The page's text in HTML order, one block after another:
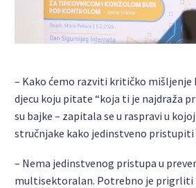
– Kako ćemo razviti kritičko mišljenje
djecu koju pitate “koja ti je najdraža
su bajke – zapitala se u raspravi u
stručnjake kako jedinstveno pristupiti
– Nema jedinstvenog pristupa u
multisektoralan. Potrebno je prigrliti